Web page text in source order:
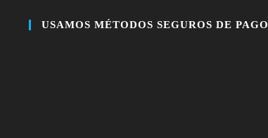
USAMOS MÉTODOS SEGUROS DE PAGO